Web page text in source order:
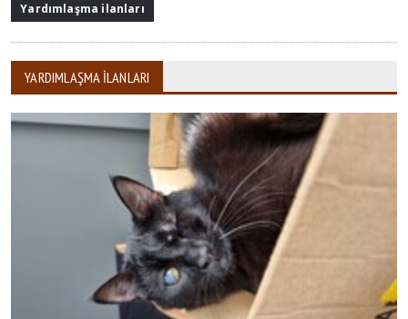
Yardımlaşma ilanları
YARDIMLAŞMA ILANLARI